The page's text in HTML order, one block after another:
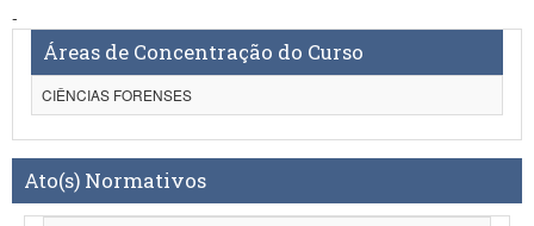
-
Áreas de Concentração do Curso
CIÊNCIAS FORENSES
Ato(s) Normativos